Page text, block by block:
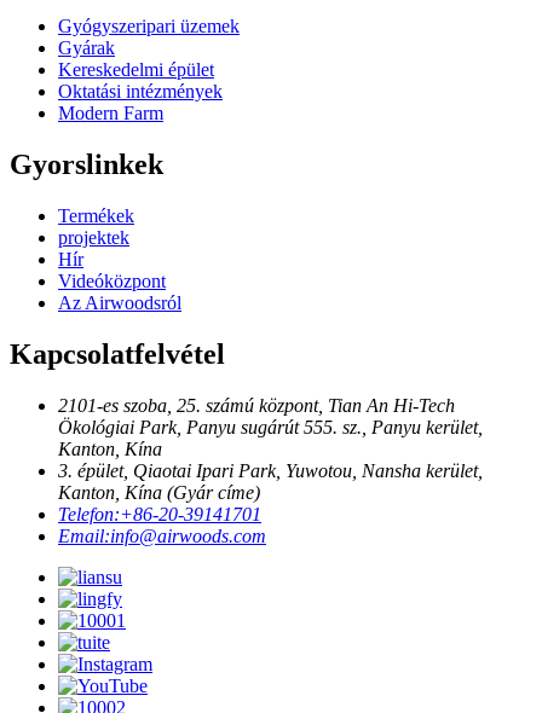
Gyógyszeripari üzemek
Gyárak
Kereskedelmi épület
Oktatási intézmények
Modern Farm
Gyorslinkek
Termékek
projektek
Hír
Videóközpont
Az Airwoodsról
Kapcsolatfelvétel
2101-es szoba, 25. számú központ, Tian An Hi-Tech
Ökológiai Park, Panyu sugárút 555. sz., Panyu kerület,
Kanton, Kína
3. épület, Qiaotai Ipari Park, Yuwotou, Nansha kerület,
Kanton, Kína (Gyár címe)
Telefon:+86-20-39141701
Email:info@airwoods.com